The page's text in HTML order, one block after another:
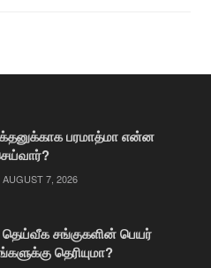
பரமாத்மா என்ன
AUGUST 7, 2026
தெய்வீக சங்குகளின் பெயர்
தெரியுமா?